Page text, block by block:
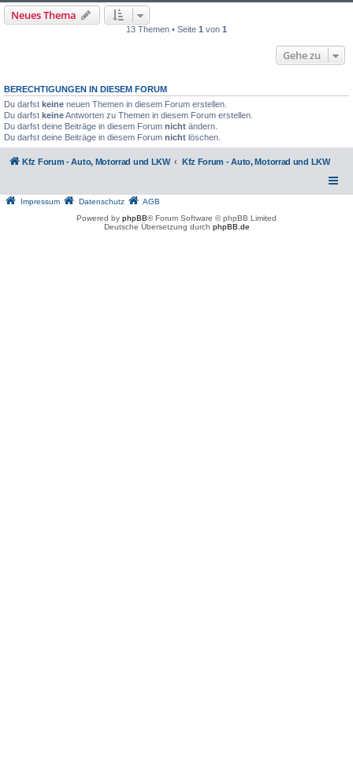
Neues Thema
13 Themen • Seite 1 von 1
Gehe zu
BERECHTIGUNGEN IN DIESEM FORUM
Du darfst keine neuen Themen in diesem Forum erstellen.
Du darfst keineAntworten zu Themen in diesem Forum erstellen.
Du darfst deine Beiträge in diesem Forum nicht ändern.
Du darfst deine Beiträge in diesem Forum nicht löschen.
Kfz Forum - Auto, Motorrad und LKW Kfz Forum - Auto, Motorrad und LKW
Impressum Datenschutz
AGB
Powered by phpBB® Forum Software © phpBB Limited
Deutsche Übersetzung durch phpBB.de